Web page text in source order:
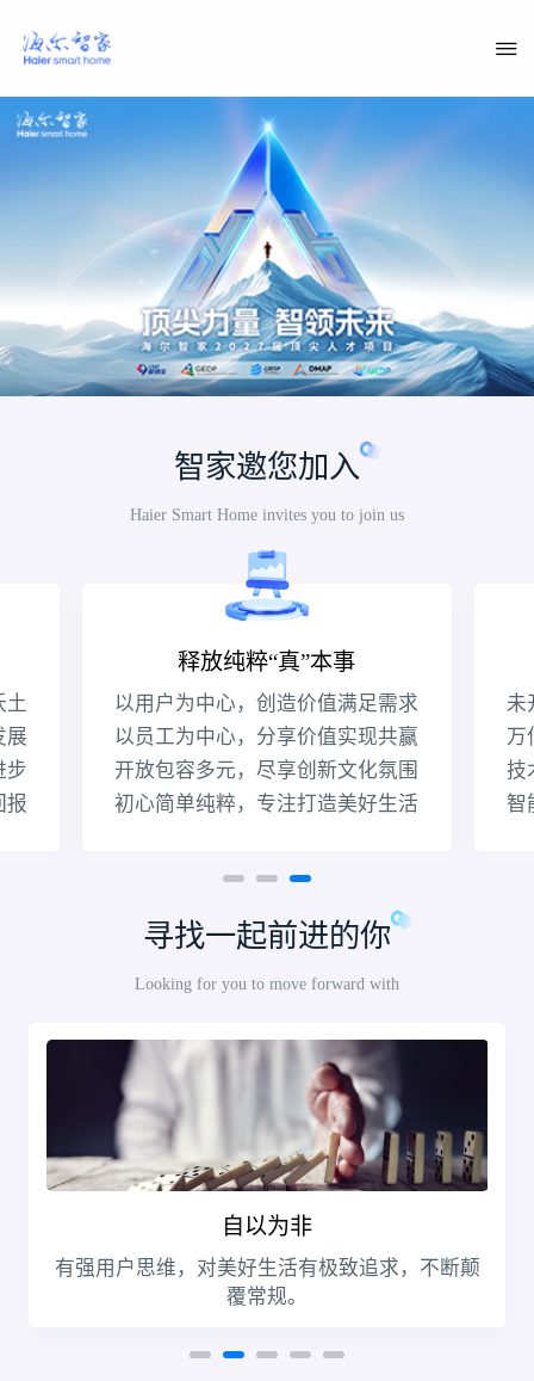
智家邀您加入
Haier Smart Home invites you to join us
土
展
步
报
释放纯粹“真”本事
以用户为中心，创造价值满足需求
以员工为中心，分享价值实现共赢
开放包容多元，尽享创新文化氛围
初心简单纯粹，专注打造美好生活
未
万
技
智
寻找一起前进的你
Looking for you to move forward with
自以为非
有强用户思维，对美好生活有极致追求，不断颠
覆常规。